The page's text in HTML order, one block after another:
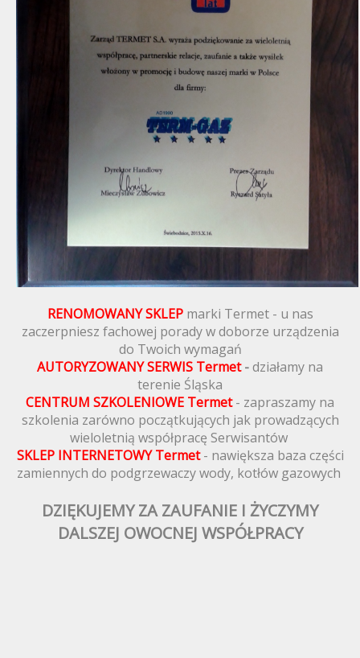
RENOMOWANY SKLEP marki Termet - u nas
zaczerpniesz fachowej porady w doborze urządzenia
do Twoich wymagań
AUTORYZOWANY SERWIS Termet-działamy na
terenie Śląska
CENTRUM SZKOLENIOWE Termet- zapraszamy na
szkolenia zarówno początkujących jak prowadzących
wieloletnią współpracę Serwisantów
SKLEP INTERNETOWY Termet- nawiększa baza części
zamiennych do podgrzewaczy wody, kotłów gazowych
DZIĘKUJEMY ZA ZAUFANIE I ŻYCZYMY
DALSZEJ OWOCNEJ WSPÓŁPRACY